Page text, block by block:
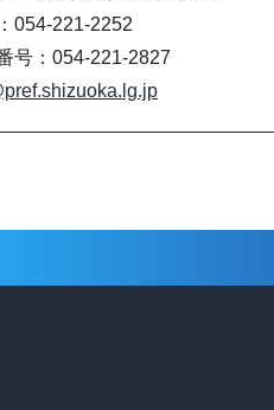
054-221-2252
号：054-221-2827